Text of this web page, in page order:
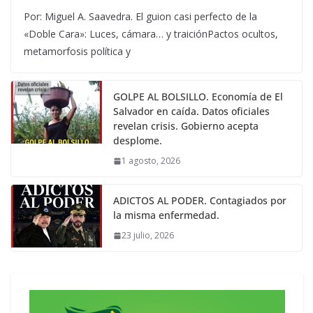
Por: Miguel A. Saavedra. El guion casi perfecto de la
«Doble Cara»: Luces, cámara… y traiciónPactos ocultos,
metamorfosis política y
GOLPE AL BOLSILLO. Economía de El
Salvador en caída. Datos oficiales
revelan crisis. Gobierno acepta
desplome.
1 agosto, 2026
ADICTOS AL PODER. Contagiados por
la misma enfermedad.
23 julio, 2026